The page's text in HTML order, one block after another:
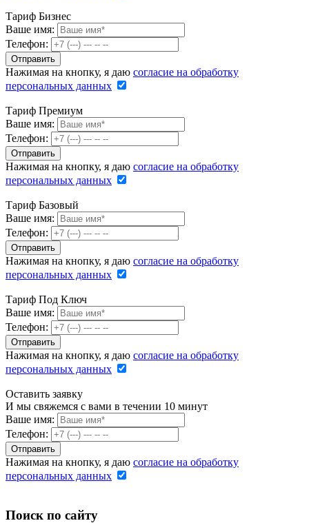
Тариф Бизнес
Ваше имя:
Телефон:
Нажимая на кнопку, я даю согласие на обработку
персональных данных
Тариф Премиум
Ваше имя:
Телефон:
Нажимая на кнопку, я даю согласие на обработку
персональных данных
Тариф Базовый
Ваше имя:
Телефон:
Нажимая на кнопку, я даю согласие на обработку
персональных данных
Тариф Под Ключ
Ваше имя:
Телефон:
Нажимая на кнопку, я даю согласие на обработку
персональных данных
Оставить заявку
И мы свяжемся с вами в течении 10 минут
Ваше имя:
Телефон:
Нажимая на кнопку, я даю согласие на обработку
персональных данных
Поиск по сайту